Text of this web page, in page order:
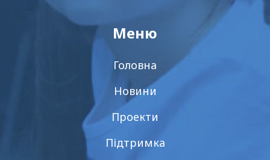
Меню
Головна
Новини
Проекти
Підтримка